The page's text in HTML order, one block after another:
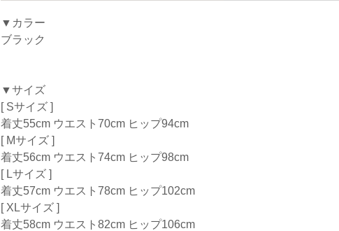
▼カラー
ブラック
▼サイズ
[ Sサイズ ]
着丈55cm ウエスト70cm ヒップ94cm
[ Mサイズ ]
着丈56cm ウエスト74cm ヒップ98cm
[ Lサイズ ]
着丈57cm ウエスト78cm ヒップ102cm
[ XLサイズ ]
着丈58cm ウエスト82cm ヒップ106cm